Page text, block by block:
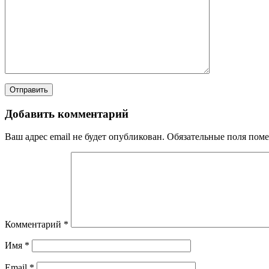
Добавить комментарий
Ваш адрес email не будет опубликован. Обязательные поля
Комментарий *
Имя *